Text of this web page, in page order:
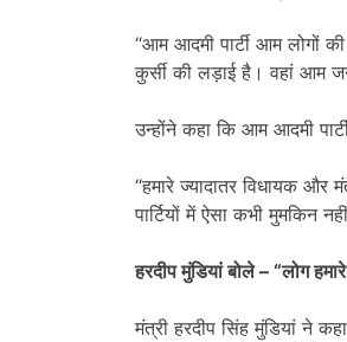
“आम आदमी पार्टी आम लोगों
कुर्सी की लड़ाई है। वहां आम
उन्होंने कहा कि आम आदमी
“हमारे ज्यादातर विधायक
पार्टियों में ऐसा कभी मुमकिन
हरदीप मुंडियां बोले – “लोग
मंत्री हरदीप सिंह मुंडियां ने